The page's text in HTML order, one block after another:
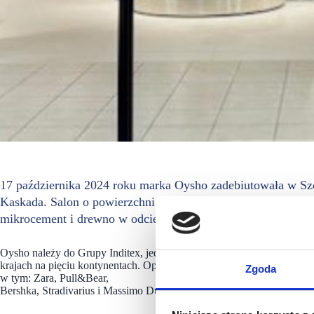
Zgoda
17 października 2024 roku marka Oysho zadebiutowała w
Kaskada. Salon o powierzchni około 240 mkw., z szeroką
mikrocement i drewno w odcieniu orzecha, zapewnia
Oysho należy do Grupy Inditex, jednego z największych detalistów
krajach na pięciu kontynentach. Oprócz Oysho w Galerii Kaskada
w tym: Zara, Pull&Bear,
Bershka, Stradivarius i Massimo Dutti.